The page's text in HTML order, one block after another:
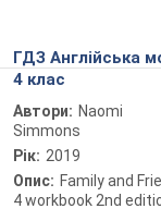
ГДЗ Англійська
4 клас
Автори: Naomi
Simmons
Рік: 2019
Опис: Family and
4 workbook 2nd